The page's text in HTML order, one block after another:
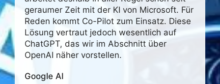
geraumer Zeit mit der KI von Micro­soft. Für
Reden kommt Co-Pilot zum Einsatz. Diese
Lösung vertraut jedoch wesent­lich auf
ChatGPT, das wir im Abschnitt über
OpenAI näher vorstellen.
Google AI